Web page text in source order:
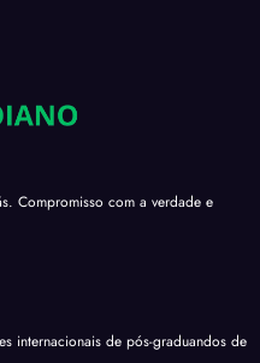
Compromisso com a verdade e
internacionais de pós-graduandos de